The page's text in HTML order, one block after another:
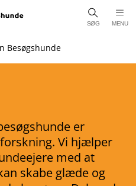
MENU
SØG
Besøgshunde
er
Vi hjælper
med at
skabe glæde og